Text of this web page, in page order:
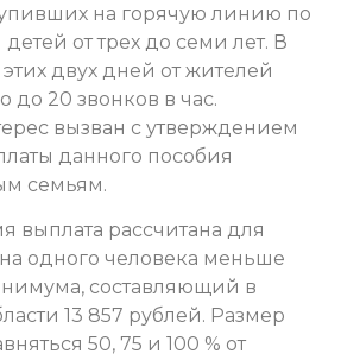
на горячую линию по
от трех до семи лет. В
двух дней от жителей
до 20 звонков в час.
вызван с утверждением
данного пособия
семьям.
выплата рассчитана для
одного человека меньше
составляющий в
13 857 рублей. Размер
50, 75 и 100 % от